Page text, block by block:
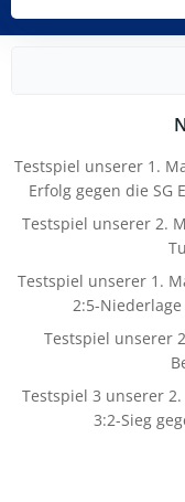
Testspiel unserer 1.
Erfolg gegen die SG
Testspiel unserer 2.
Testspiel unserer 1.
2:5-Niederlage
Testspiel unserer
Testspiel 3 unserer
3:2-Sieg